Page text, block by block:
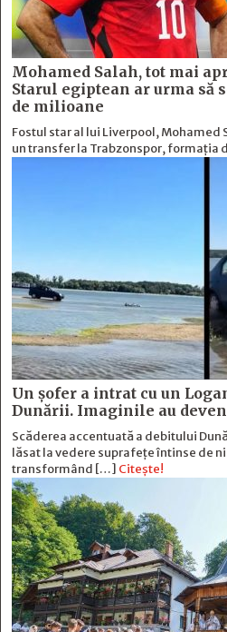
Mohamed Salah, tot mai
Starul egiptean ar urma să
de milioane
Fostul star al lui Liverpool, Mohamed
un transfer la Trabzonspor, formația
Un șofer a intrat cu un
Dunării. Imaginile au
Scăderea accentuată a debitului
lăsat la vedere suprafețe întinse de
transformând […] Citește!